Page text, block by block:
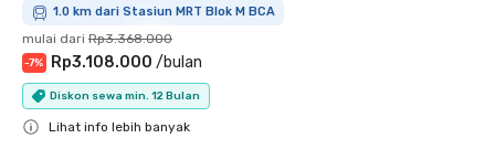
1.0 km dari Stasiun MRT Blok M BCA
mulai dari Rp3.368.000
-7% Rp3.108.000 /bulan
Diskon sewa min. 12 Bulan
Lihat info lebih banyak